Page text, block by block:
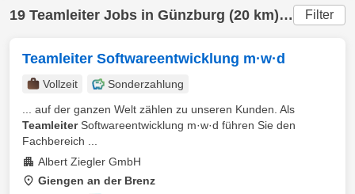
19 Teamleiter Jobs in Günzburg (20 km) gefunden Filter
Teamleiter Softwareentwicklung m·w·d
Vollzeit
Sonderzahlung
... auf der ganzen Welt zählen zu unseren Kunden. Als
TeamleiterSoftwareentwicklung m·w·d führen Sie den
Fachbereich ...
Albert Ziegler GmbH
Giengen an der Brenz